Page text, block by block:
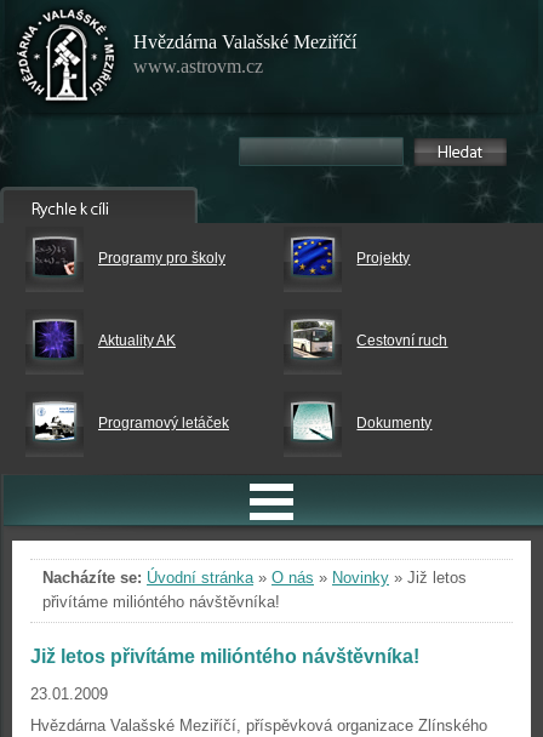
Hvězdárna Valašské Meziříčí
www.astrovm.cz
Programy pro školy Projekty
Aktuality AK Cestovní ruch
Programový letáček Dokumenty
Nacházíte se: Úvodní stránka» O nás » Novinky » Již letos
přivítáme milióntého návštěvníka!
Již letos přivítáme milióntého návštěvníka!
23.01.2009
Hvězdárna Valašské Meziříčí, příspěvková organizace Zlínského